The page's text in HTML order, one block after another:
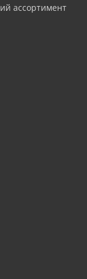
ассортимент